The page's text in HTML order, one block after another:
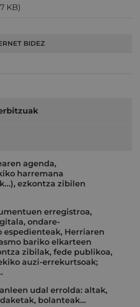
KB)
BIDEZ
agenda,
harremana
ezkontza zibilen
erregistroa,
ondare-
espedienteak, Herriaren
bariko elkarteen
zibilak, fede publikoa,
auzi-errekurtsoak;
udal errolda: altak,
bolanteak...